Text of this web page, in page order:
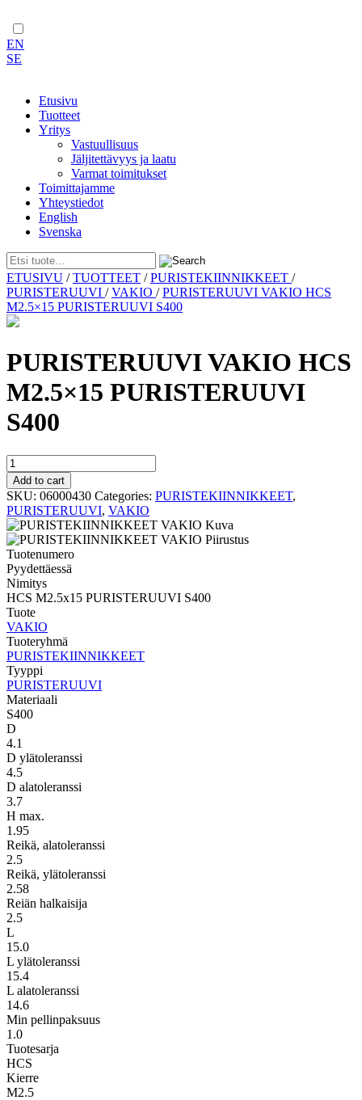
EN
SE
Etusivu
Tuotteet
Yritys
Vastuullisuus
Jäljitettävyys ja laatu
Varmat toimitukset
Toimittajamme
Yhteystiedot
English
Svenska
Skip
to
content
ETUSIVU /TUOTTEET /PURISTEKIINNIKKEET /
PURISTERUUVI /VAKIO /PURISTERUUVI VAKIO HCS
M2.5×15 PURISTERUUVI S400
PURISTERUUVI VAKIO HCS
M2.5×15 PURISTERUUVI
S400
PURISTERUUVI
VAKIO
HCS
M2.5x15
PURISTERUUVI
S400
quantity
Add to cart
SKU: 06000430 Categories: PURISTEKIINNIKKEET,
PURISTERUUVI, VAKIO
Tuotenumero
Pyydettäessä
Nimitys
HCS M2.5x15 PURISTERUUVI S400
Tuote
VAKIO
Tuoteryhmä
PURISTEKIINNIKKEET
Tyyppi
PURISTERUUVI
Materiaali
S400
D
4.1
D ylätoleranssi
4.5
D alatoleranssi
3.7
H max.
1.95
Reikä, alatoleranssi
2.5
Reikä, ylätoleranssi
2.58
Reiän halkaisija
2.5
L
15.0
L ylätoleranssi
15.4
L alatoleranssi
14.6
Min pellinpaksuus
1.0
Tuotesarja
HCS
Kierre
M2.5